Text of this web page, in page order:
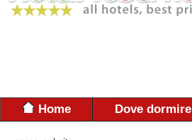
Home Dove dormire